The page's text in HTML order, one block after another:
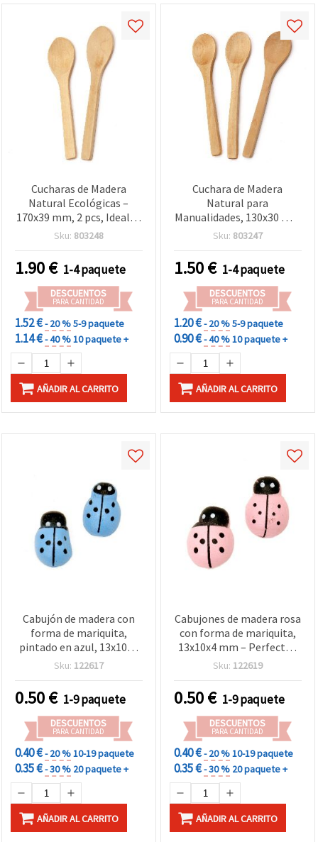
Cucharas de Madera
Natural Ecológicas –
170x39 mm, 2 pcs, Ideales
para Manualidades,
DIY Creativos
Sku: 803248
1.90€ 1-4 paquete
DESCUENTOS
PARA CANTIDAD
1.52 €- 20 %5-9 paquete
1.14 €- 40 %10 paquete +
AÑADIR AL CARRITO
Cuchara de Madera
Natural para
Manualidades, 130x30 mm
- 2 piezas
Sku: 803247
1.50€ 1-4 paquete
DESCUENTOS
PARA CANTIDAD
1.20 €- 20 %5-9 paquete
0.90 €- 40 %10 paquete +
AÑADIR AL CARRITO
Cabujón de madera con
forma de mariquita,
pintado en azul, 13x10x4
mm - 20 uds
Sku: 122617
0.50€ 1-9 paquete
DESCUENTOS
PARA CANTIDAD
0.40 €- 20 %10-19 paquete
0.35 €- 30 % 20 paquete +
AÑADIR AL CARRITO
Cabujones de madera rosa
con forma de mariquita,
13x10x4 mm – Perfectos
para manualidades,
creativo, Set de 20 piezas
Sku: 122619
0.50€ 1-9 paquete
DESCUENTOS
PARA CANTIDAD
0.40 €- 20 %10-19 paquete
0.35 €- 30 % 20 paquete +
AÑADIR AL CARRITO